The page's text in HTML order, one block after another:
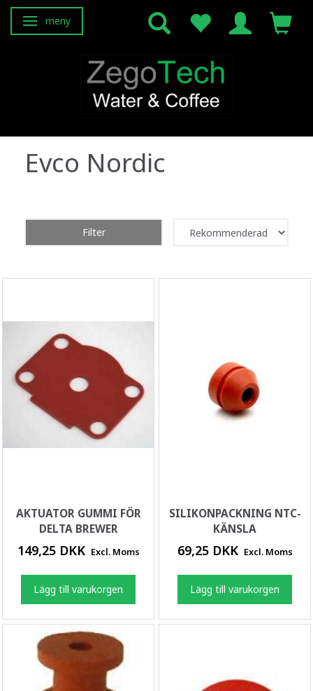
Ändra navigering
meny
Evco Nordic
Filter
AKTUATOR GUMMI FÖR
DELTA BREWER
149,25 DKK Excl. Moms
Lägg till varukorgen
SILIKONPACKNING NTC-
KÄNSLA
69,25 DKK Excl. Moms
Lägg till varukorgen